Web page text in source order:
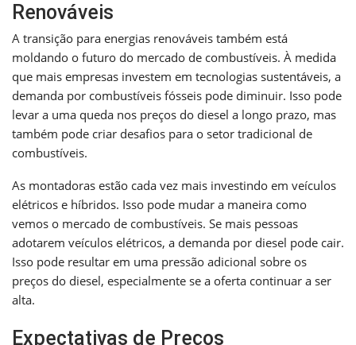
Renováveis
A transição para energias renováveis também está
moldando o futuro do mercado de combustíveis. À medida
que mais empresas investem em tecnologias sustentáveis, a
demanda por combustíveis fósseis pode diminuir. Isso pode
levar a uma queda nos preços do diesel a longo prazo, mas
também pode criar desafios para o setor tradicional de
combustíveis.
As montadoras estão cada vez mais investindo em veículos
elétricos e híbridos. Isso pode mudar a maneira como
vemos o mercado de combustíveis. Se mais pessoas
adotarem veículos elétricos, a demanda por diesel pode cair.
Isso pode resultar em uma pressão adicional sobre os
preços do diesel, especialmente se a oferta continuar a ser
alta.
Expectativas de Preços